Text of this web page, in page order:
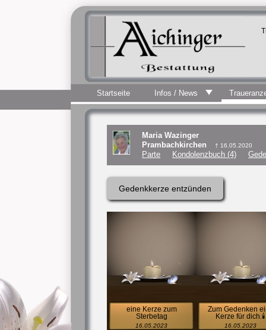
Startseite Infos / News
Maria Wazinger
Prambachkirchen
† 16.05.2020
Parte Kondolenzbuch (4)
Gedenkkerze entzünden
eine Kerze zum
Sterbetag
16.05.2023
Zum Gedenken
Kerze für dich.🕯
16.05.2023